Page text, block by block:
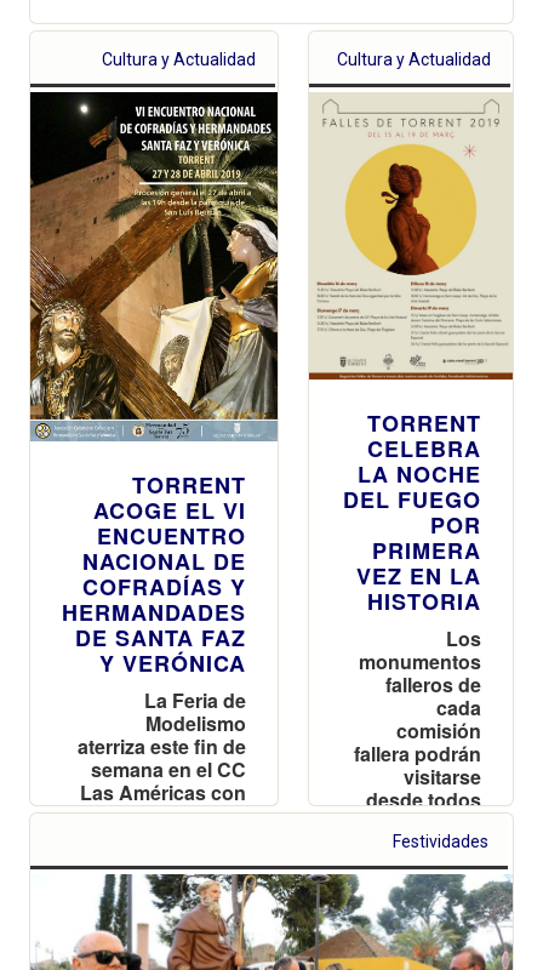
Cultura y Actualidad
TORRENT
ACOGE EL VI
ENCUENTRO
NACIONAL DE
COFRADÍAS Y
HERMANDADES
DE SANTA FAZ
Y VERÓNICA
La Feria de
Modelismo
aterriza este fin de
semana en el CC
Las Américas con
alrededor de 1.500
maquetas de
aviones, barcos y
reproducciones
históricas
Cultura y Actualidad
TORRENT
CELEBRA
LA NOCHE
DEL FUEGO
POR
PRIMERA
VEZ EN LA
HISTORIA
Los
monumentos
falleros de
cada
comisión
fallera podrán
visitarse
desde todos
los rincones
del mundo a
través de la
nueva
aplicación de
360º
Festividades